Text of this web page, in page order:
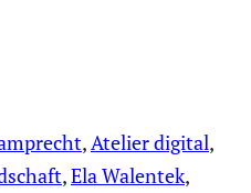
, Atelier digital
, Ela Walentek